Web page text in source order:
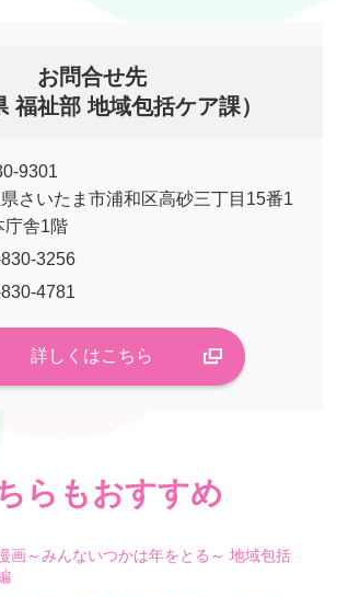
お問合せ先
福祉部 地域包括ケア課）
9301
さいたま市浦和区高砂三丁目15番1
庁舎1階
3256
4781
詳しくはこちら
らもおすすめ
画～みんないつかは年をとる～ 地域包括